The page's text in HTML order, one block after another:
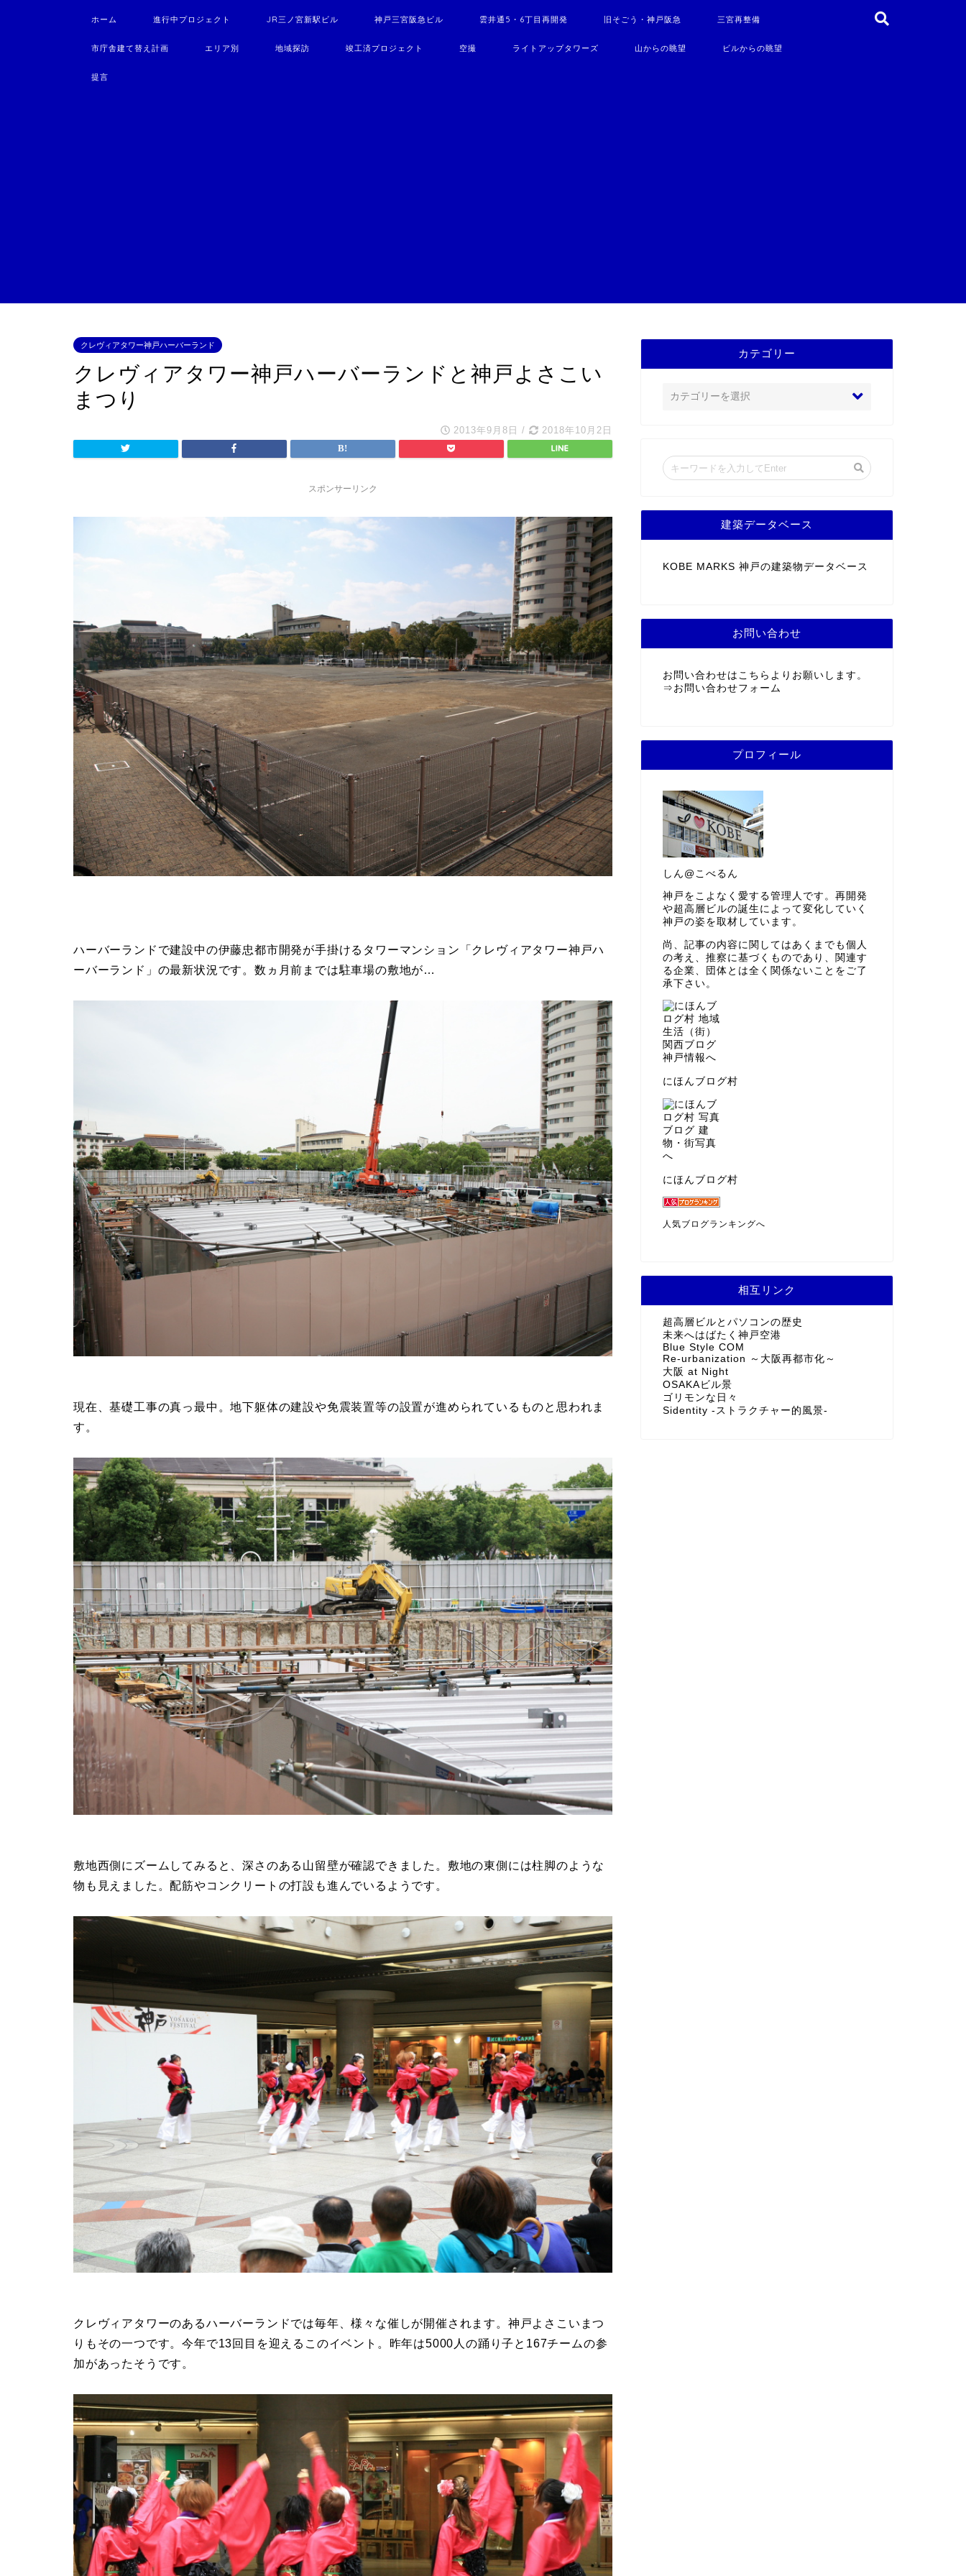
ホーム 進行中プロジェクト JR三ノ宮新駅ビル 神戸三宮阪急ビル 雲井通5・6丁目再開発 旧そごう・神戸阪急 三宮再整備
市庁舎建て替え計画 エリア別 地域探訪 竣工済プロジェクト 空撮 ライトアップタワーズ 山からの眺望 ビルからの眺望
提言
クレヴィアタワー神戸ハーバーランド
クレヴィアタワー神戸ハーバーランドと神戸よさこい
まつり
2013年9月8日 / 2018年10月2日
スポンサーリンク
ハーバーランドで建設中の伊藤忠都市開発が手掛けるタワーマンション「クレヴィアタワー神戸ハ
ーバーランド」の最新状況です。数ヵ月前までは駐車場の敷地が…
現在、基礎工事の真っ最中。地下躯体の建設や免震装置等の設置が進められているものと思われま
す。
敷地西側にズームしてみると、深さのある山留壁が確認できました。敷地の東側には柱脚のような
物も見えました。配筋やコンクリートの打設も進んでいるようです。
クレヴィアタワーのあるハーバーランドでは毎年、様々な催しが開催されます。神戸よさこいまつ
りもその一つです。今年で13回目を迎えるこのイベント。昨年は5000人の踊り子と167チームの参
加があったそうです。
カテゴリー
建築データベース
KOBE MARKS 神戸の建築物データベース
お問い合わせ
お問い合わせはこちらよりお願いします。
⇒ お問い合わせフォーム
プロフィール
しん@こべるん
神戸をこよなく愛する管理人です。再開発
や超高層ビルの誕生によって変化していく
神戸の姿を取材しています。
尚、記事の内容に関してはあくまでも個人
の考え、推察に基づくものであり、関連す
る企業、団体とは全く関係ないことをご了
承下さい。
にほんブログ村
にほんブログ村
人気ブログランキングへ
相互リンク
超高層ビルとパソコンの歴史
未来へはばたく神戸空港
Blue Style COM
Re-urbanization ～大阪再都市化～
大阪 at Night
OSAKAビル景
ゴリモンな日々
Sidentity -ストラクチャー的風景-